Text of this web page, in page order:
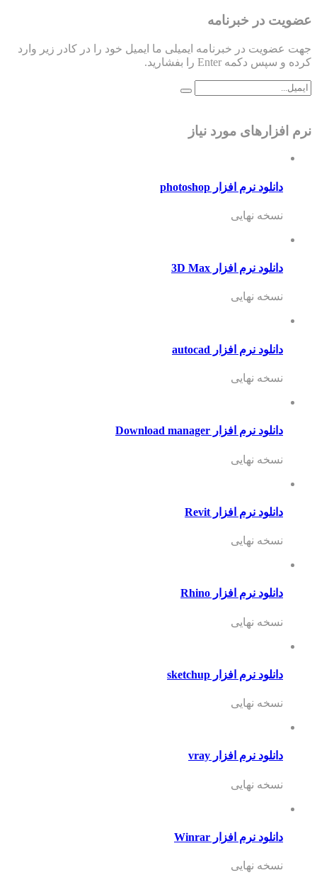
عضویت در خبرنامه
جهت عضویت در خبرنامه ایمیلی ما ایمیل خود را در کادر زیر وارد
کرده و سپس دکمه Enter را بفشارید.
نرم افزارهای مورد نیاز
دانلود نرم افزار photoshop
نسخه نهایی
دانلود نرم افزار 3D Max
نسخه نهایی
دانلود نرم افزار autocad
نسخه نهایی
دانلود نرم افزار Download manager
نسخه نهایی
دانلود نرم افزار Revit
نسخه نهایی
دانلود نرم افزار Rhino
نسخه نهایی
دانلود نرم افزار sketchup
نسخه نهایی
دانلود نرم افزار vray
نسخه نهایی
دانلود نرم افزار Winrar
نسخه نهایی